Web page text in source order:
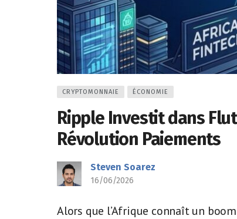
CRYPTOMONNAIE ÉCONOMIE
Ripple Investit dans
Révolution Paiements
Steven Soarez
16/06/2026
Alors que l’Afrique connaît un